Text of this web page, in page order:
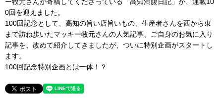
0回を迎えました。
100回記念として、高知の旨い店旨いもの、生産者さんを西から東
まで訪ね歩いたマッキー牧元さんの人気記事、ご自身のお気に入り
記事を、改めて紹介してきましたが、ついに特別企画がスタートし
ます。
100回記念特別企画とは一体！？